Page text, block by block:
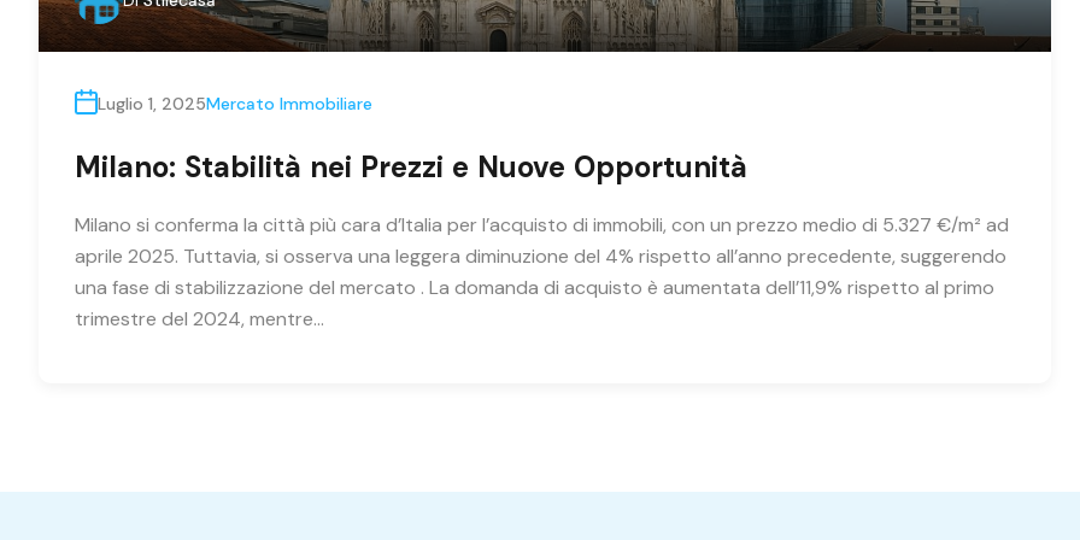
Luglio 1, 2025Mercato Immobiliare
Milano: Stabilità nei Prezzi e Nuove Opportunità
Milano si conferma la città più cara d’Italia per l’acquisto di immobili, con un prezzo medio di 5.327 €/m² ad
aprile 2025. Tuttavia, si osserva una leggera diminuzione del 4% rispetto all’anno precedente, suggerendo
una fase di stabilizzazione del mercato . La domanda di acquisto è aumentata dell’11,9% rispetto al primo
trimestre del 2024, mentre…